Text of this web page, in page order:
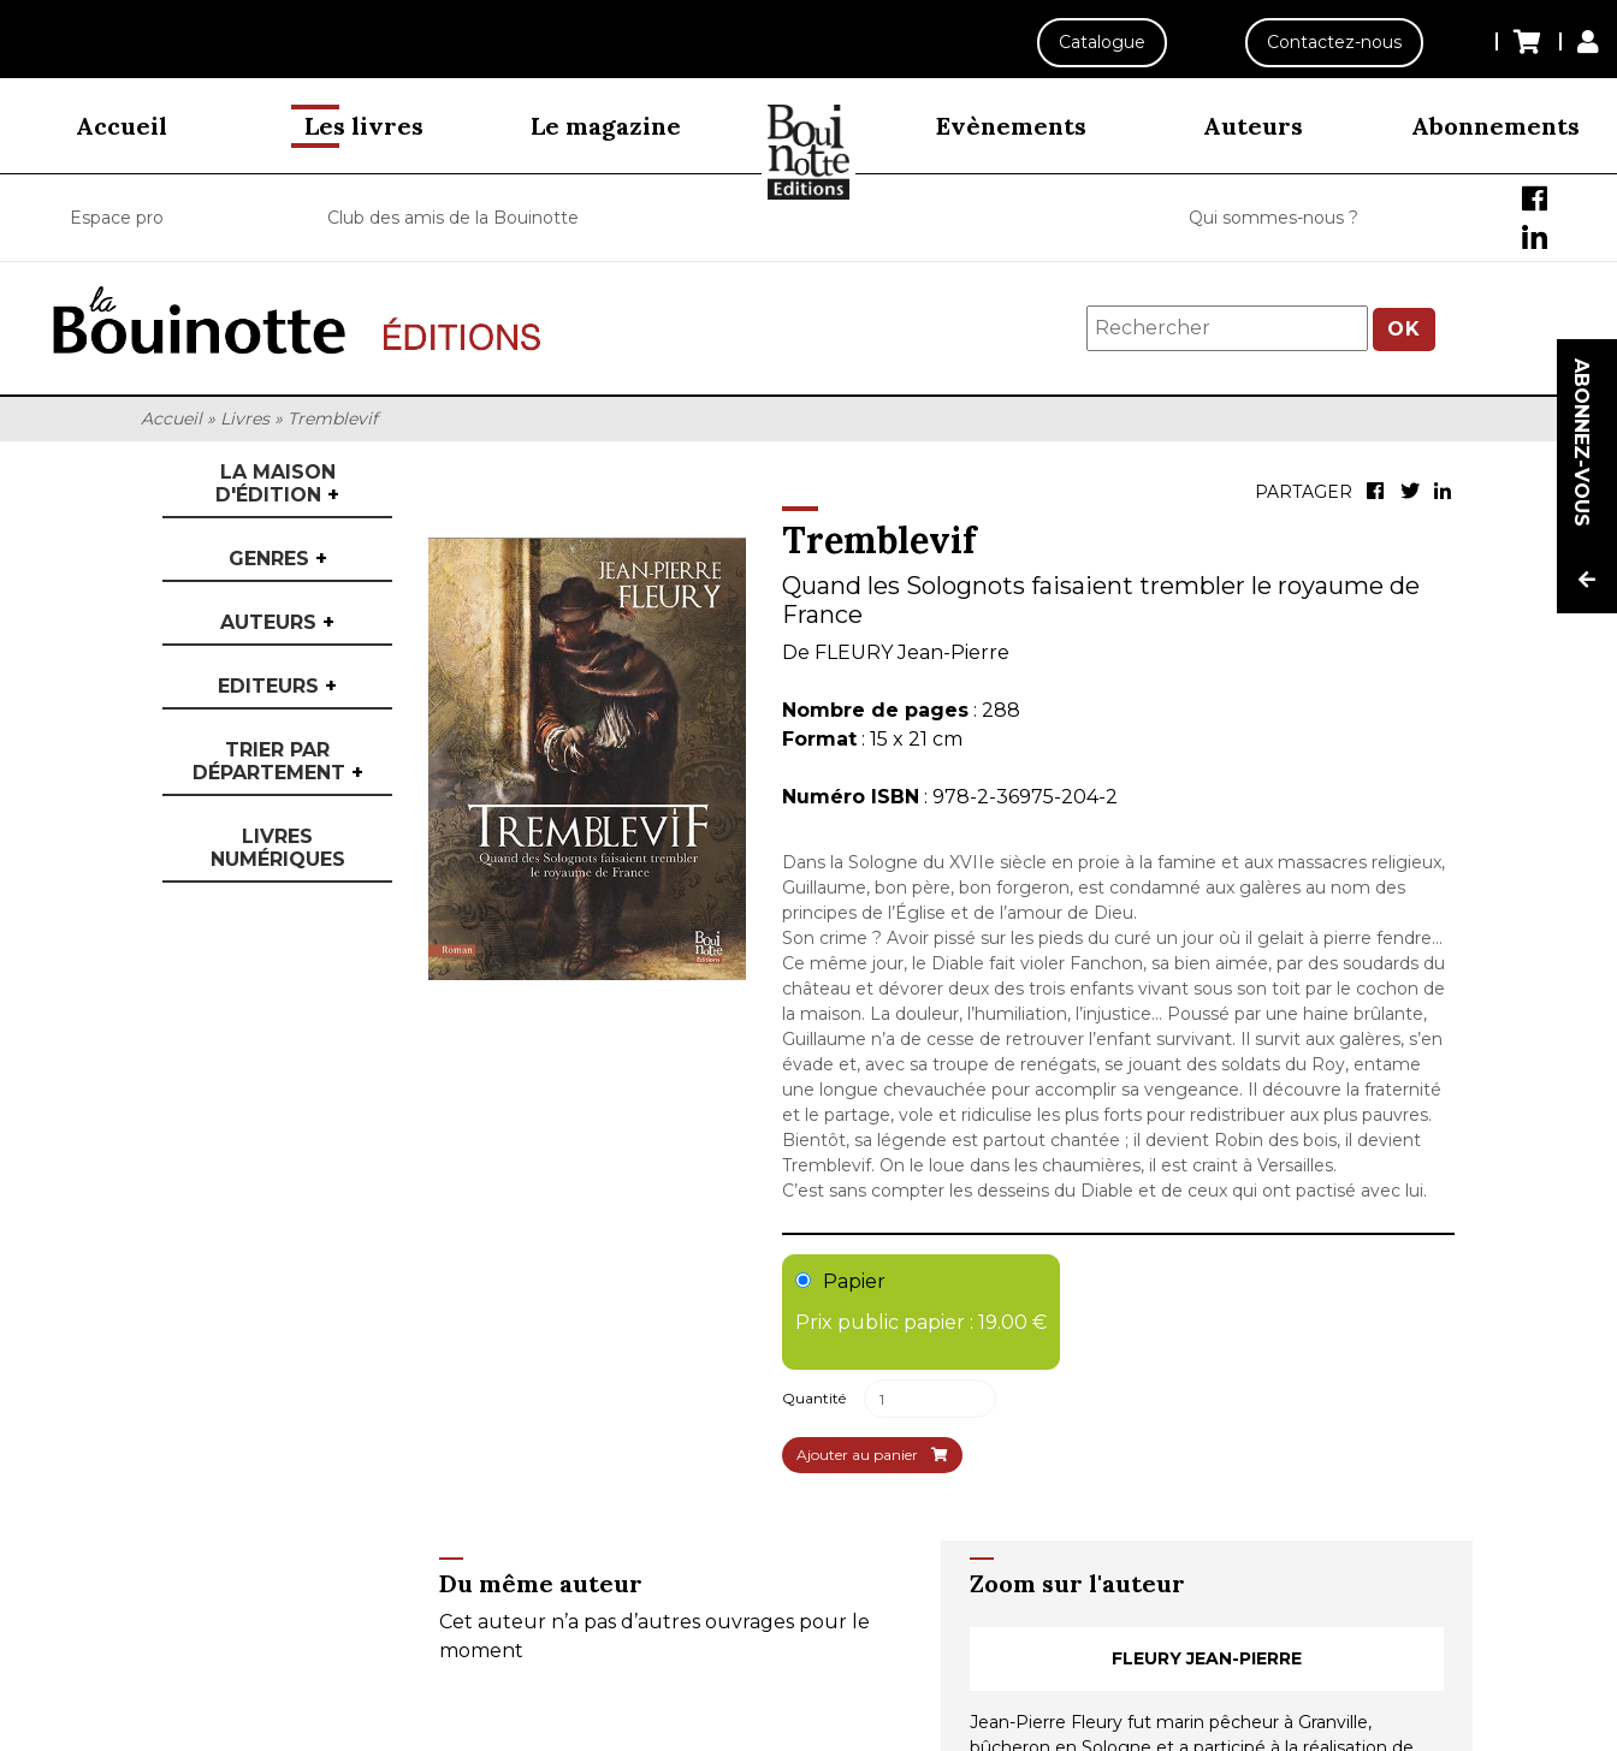
Catalogue Contactez-nous
Accueil Les livres Le magazine Evènements Auteurs Abonnements
Espace pro Club des amis de la Bouinotte Qui sommes-nous ?
OK
Accueil» Livres» Tremblevif ABONNEZ-VOUS
LA MAISON
D'ÉDITION +
GENRES +
AUTEURS +
EDITEURS +
TRIER PAR
DÉPARTEMENT +
LIVRES
NUMÉRIQUES
Tremblevif
Quand les Solognots faisaient trembler le royaume de
France
De FLEURY Jean-Pierre
Nombre de pages : 288
Format : 15 x 21 cm
Numéro ISBN : 978-2-36975-204-2
PARTAGER
Dans la Sologne du XVIIe siècle en proie à la famine et aux massacres religieux,
Guillaume, bon père, bon forgeron, est condamné aux galères au nom des
principes de l’Église et de l’amour de Dieu.
Son crime ? Avoir pissé sur les pieds du curé un jour où il gelait à pierre fendre…
Ce même jour, le Diable fait violer Fanchon, sa bien aimée, par des soudards du
château et dévorer deux des trois enfants vivant sous son toit par le cochon de
la maison. La douleur, l’humiliation, l’injustice… Poussé par une haine brûlante,
Guillaume n’a de cesse de retrouver l’enfant survivant. Il survit aux galères, s’en
évade et, avec sa troupe de renégats, se jouant des soldats du Roy, entame
une longue chevauchée pour accomplir sa vengeance. Il découvre la fraternité
et le partage, vole et ridiculise les plus forts pour redistribuer aux plus pauvres.
Bientôt, sa légende est partout chantée ; il devient Robin des bois, il devient
Tremblevif. On le loue dans les chaumières, il est craint à Versailles.
C’est sans compter les desseins du Diable et de ceux qui ont pactisé avec lui.
Papier
Prix public papier : 19.00 €
Quantité
Ajouter au panier
Du même auteur
Cet auteur n’a pas d’autres ouvrages pour le
moment
Zoom sur l'auteur
FLEURY JEAN-PIERRE
Jean-Pierre Fleury fut marin pêcheur à Granville,